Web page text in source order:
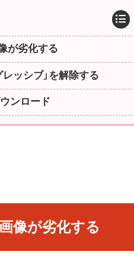
が劣化する
ッシブ」を解除する
ウンロード
像が劣化する